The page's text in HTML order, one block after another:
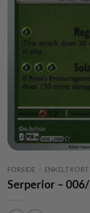
FORSIDE / ENKELTKORT
Serperior –